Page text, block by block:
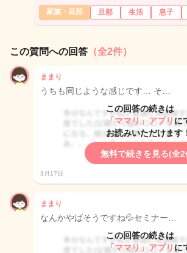
家族・旦那
旦那 生活 息子
この質問への回答 （全2件）
ままり
うちも同じような感じです… そ…
この回答の続きは
「ママリ」アプリ に
お読みいただけます
無料で続きを見る(全2
3月17日
ままり
なんかやばそうですね💦セミナー…
この回答の続きは
「ママリ」アプリ に